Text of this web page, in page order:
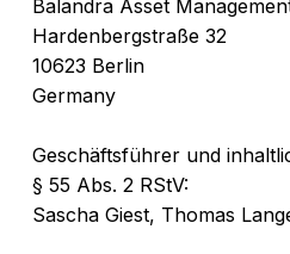
Balandra Asset
Hardenbergstraße 32
10623 Berlin
Germany
Geschäftsführer und
§ 55 Abs. 2 RStV:
Sascha Giest, Thomas